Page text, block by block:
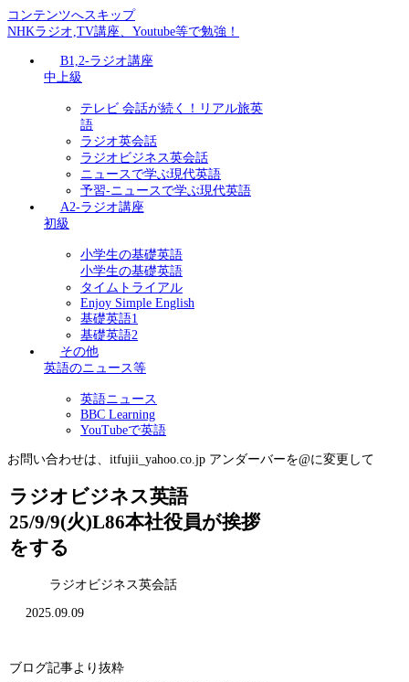
コンテンツへスキップ
NHKラジオ,TV講座、Youtube等で勉強！
B1,2-ラジオ講座
中上級
テレビ 会話が続く！リアル旅英
語
ラジオ英会話
ラジオビジネス英会話
ニュースで学ぶ現代英語
予習-ニュースで学ぶ現代英語
A2-ラジオ講座
初級
小学生の基礎英語
小学生の基礎英語
タイムトライアル
Enjoy Simple English
基礎英語1
基礎英語2
その他
英語のニュース等
英語ニュース
BBC Learning
YouTubeで英語
お問い合わせは、itfujii_yahoo.co.jp アンダーバーを@に変更して
ラジオビジネス英語
25/9/9(火)L86本社役員が挨拶
をする
ラジオビジネス英会話
2025.09.09
ブログ記事より抜粋